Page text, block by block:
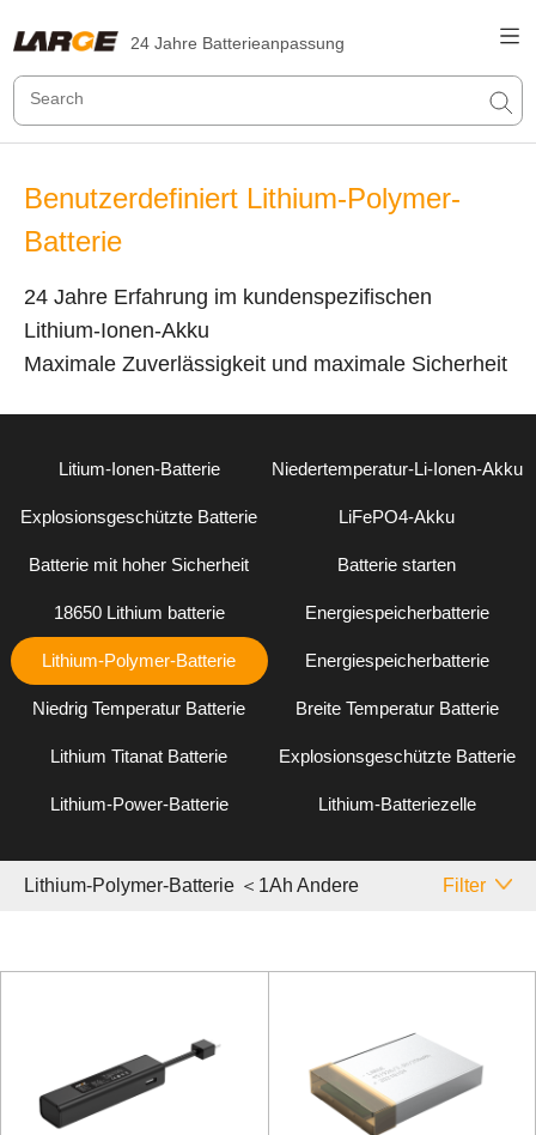
24 Jahre Batterieanpassung
Benutzerdefiniert Lithium-Polymer-
Batterie
24 Jahre Erfahrung im kundenspezifischen
Lithium-Ionen-Akku
Maximale Zuverlässigkeit und maximale Sicherheit
Litium-Ionen-Batterie Niedertemperatur-Li-Ionen-Akku
Explosionsgeschützte Batterie LiFePO4-Akku
Batterie mit hoher Sicherheit Batterie starten
18650 Lithium batterie Energiespeicherbatterie
Lithium-Polymer-Batterie Energiespeicherbatterie
Niedrig Temperatur Batterie Breite Temperatur Batterie
Lithium Titanat Batterie Explosionsgeschützte Batterie
Lithium-Power-Batterie Lithium-Batteriezelle
Lithium-Polymer-Batterie ＜1Ah Andere Filter